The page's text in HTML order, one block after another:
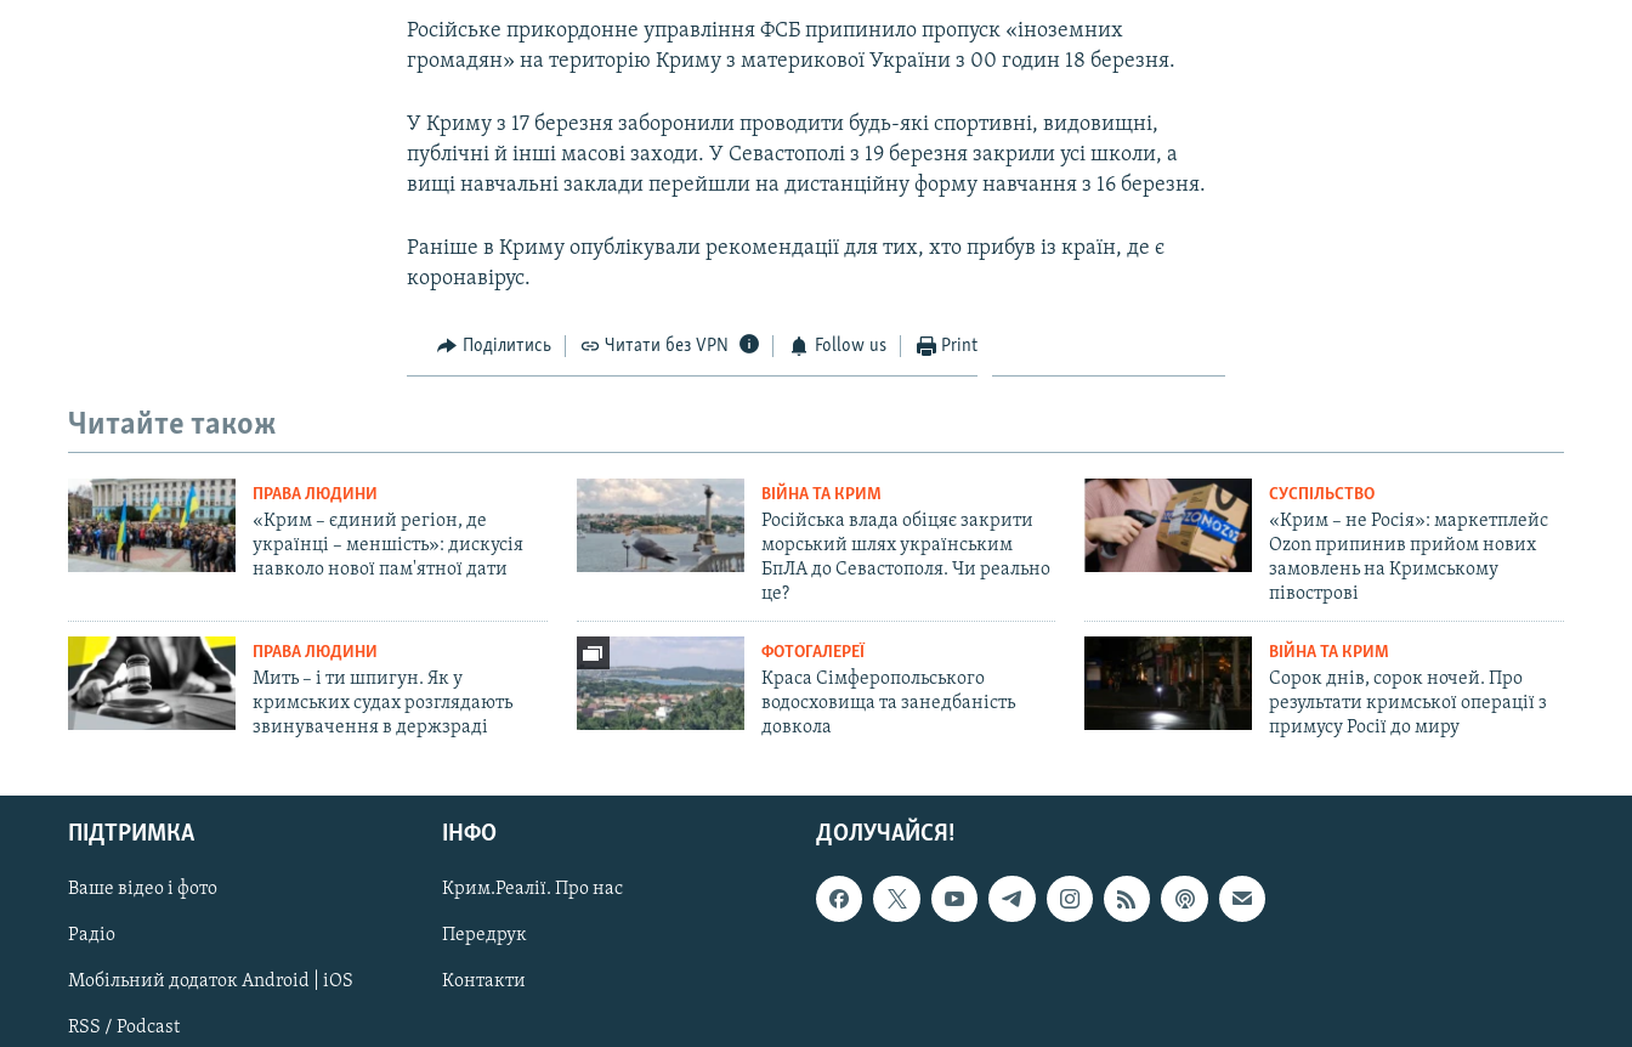
Русский
Qırımtatar
ДОЛУЧАЙСЯ!
Російське прикордонне управління ФСБ припинило пропуск «іноземних
громадян» на територію Криму з материкової України з 00 годин 18 березня.
У Криму з 17 березня заборонили проводити будь-які спортивні, видовищні,
публічні й інші масові заходи. У Севастополі з 19 березня закрили усі школи, а
вищі навчальні заклади перейшли на дистанційну форму навчання з 16 березня.
Раніше в Криму опублікували рекомендації для тих, хто прибув із країн, де є
коронавірус.
Поділитись Читати без VPN Follow us Print
Читайте також
ПРАВА ЛЮДИНИ
«Крим – єдиний регіон, де
українці – меншість»: дискусія
навколо нової пам'ятної дати
ВІЙНА ТА КРИМ
Російська влада обіцяє закрити
морський шлях українським
БпЛА до Севастополя. Чи реально
це?
СУСПІЛЬСТВО
«Крим – не Росія»: маркетплейс
Ozon припинив прийом нових
замовлень на Кримському
півострові
ПРАВА ЛЮДИНИ
Мить – і ти шпигун. Як у
кримських судах розглядають
звинувачення в держзраді
ФОТОГАЛЕРЕЇ
Краса Сімферопольського
водосховища та занедбаність
довкола
ВІЙНА ТА КРИМ
Сорок днів, сорок ночей. Про
результати кримської операції з
примусу Росії до миру
ДОЛУЧАЙСЯ!
ПІДТРИМКА
Ваше відео і фото
Радіо
Мобільний додаток Android | iOS
RSS / Podcast
ІНФО
Крим.Реалії. Про нас
Передрук
Контакти